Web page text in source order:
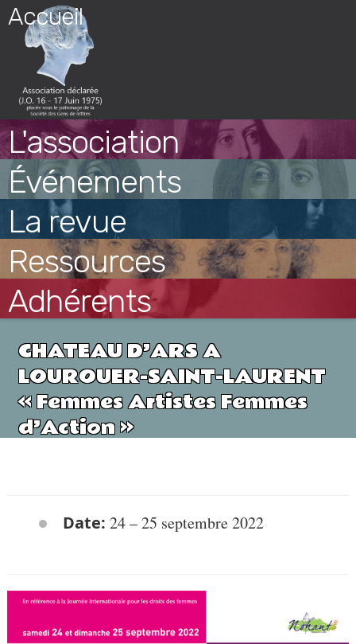
Skip
content
Accueil
L'association
Événements
La revue
Ressources
Adhérents
CHATEAU D’ARS A
LOUROUER-SAINT-LAURENT
« Femmes Artistes Femmes
d’Action »
Date: 24–25 septembre 2022